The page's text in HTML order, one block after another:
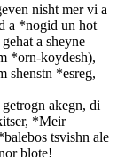
nisht mer vi a
a *nogid un hot
a sheyne
*orn-koydesh),
shenstn *esreg,
akegn, di
*Meir
tsvishn ale
blote!